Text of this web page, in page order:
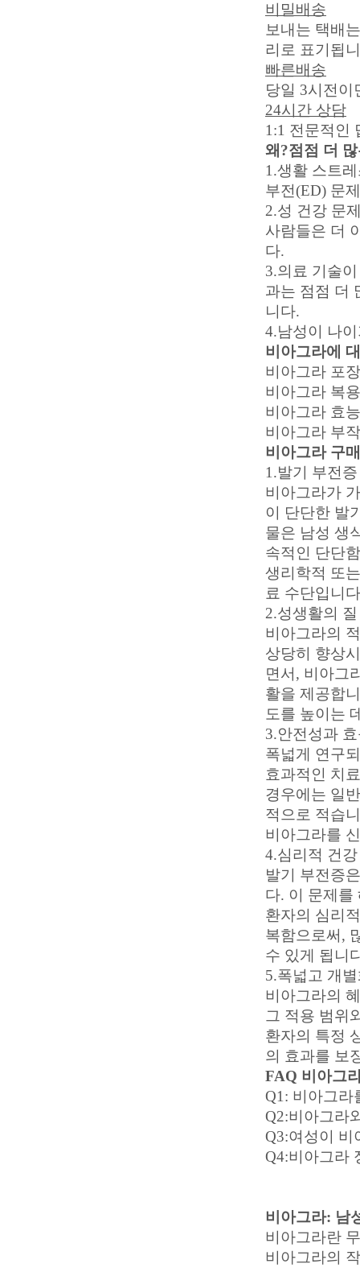
비밀배송
보내는 택배
리로 표기됩
빠른배송
당일 3시전이
24시간 상담
1:1 전문적인
왜?점점 더
1.생활 스트
부전(ED) 문
2.성 건강 문
사람들은 더
다.
3.의료 기술
과는 점점 더
니다.
4.남성이 나
비아그라에
비아그라 포
비아그라 복
비아그라 효능
비아그라 부
비아그라 구
1.발기 부전
비아그라가
이 단단한 발
물은 남성 생
속적인 단단
생리학적 또
료 수단입니
2.성생활의
비아그라의
상당히 향상
면서, 비아그
활을 제공합
도를 높이는
3.안전성과
폭넓게 연구
효과적인 치
경우에는 일
적으로 적습
비아그라를
4.심리적 건
발기 부전증
다. 이 문제를
환자의 심리
복함으로써,
수 있게 됩니
5.폭넓고 개
비아그라의
그 적용 범위
환자의 특정
의 효과를 보
FAQ 비아그
Q1: 비아그라
Q2:비아그라
Q3:여성이 비
Q4:비아그라
비아그라: 남
비아그라란
비아그라의